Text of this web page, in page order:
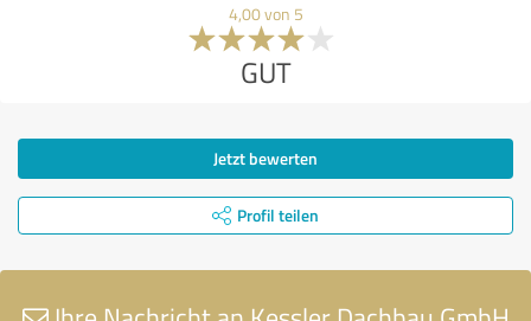
4,00 von 5
GUT
Jetzt bewerten
Profil teilen